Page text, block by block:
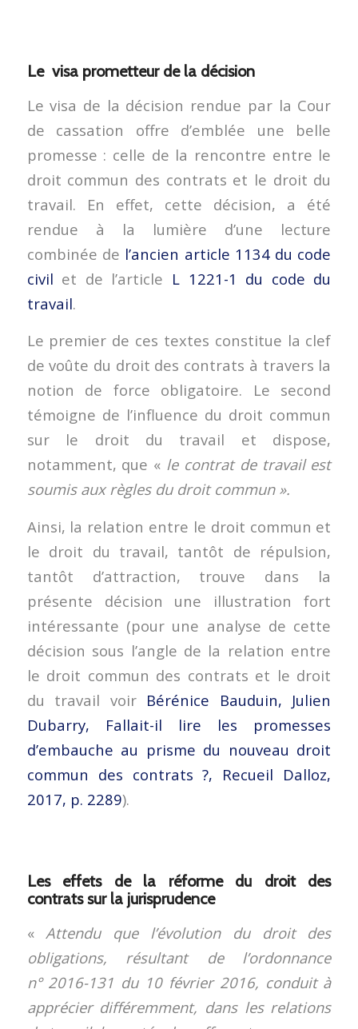
Le visa prometteur de la décision
Le visa de la décision rendue par la Cour
de cassation offre d’emblée une belle
promesse : celle de la rencontre entre le
droit commun des contrats et le droit du
travail. En effet, cette décision, a été
rendue à la lumière d’une lecture
combinée de l’ancien article 1134 du code
civil et de l’article L 1221-1 du code du
travail.
Le premier de ces textes constitue la clef
de voûte du droit des contrats à travers la
notion de force obligatoire. Le second
témoigne de l’influence du droit commun
sur le droit du travail et dispose,
notamment, que « le contrat de travail est
soumis aux règles du droit commun ».
Ainsi, la relation entre le droit commun et
le droit du travail, tantôt de répulsion,
tantôt d’attraction, trouve dans la
présente décision une illustration fort
intéressante (pour une analyse de cette
décision sous l’angle de la relation entre
le droit commun des contrats et le droit
du travail voir Bérénice Bauduin, Julien
Dubarry, Fallait-il lire les promesses
d’embauche au prisme du nouveau droit
commun des contrats ?, Recueil Dalloz,
2017, p. 2289).
Les effets de la réforme du droit des
contrats sur la jurisprudence
«Attendu que l’évolution du droit des
obligations, résultant de l’ordonnance
n° 2016-131 du 10 février 2016, conduit à
apprécier différemment, dans les relations